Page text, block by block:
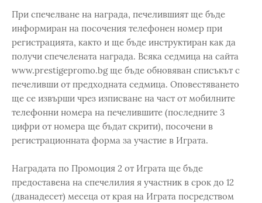
При спечелване на награда, печелившият ще бъде
информиран на посочения телефонен номер при
регистрацията, както и ще бъде инструктиран как да
получи спечелената награда. Всяка седмица на сайта
www.prestigepromo.bg ще бъде обновяван списъкът с
печеливши от предходната седмица. Оповестяването
ще се извърши чрез изписване на част от мобилните
телефонни номера на печелившите (последните 3
цифри от номера ще бъдат скрити), посочени в
регистрационната форма за участие в Играта.
Наградата по Промоция 2 от Играта ще бъде
предоставена на спечелилия я участник в срок до 12
(дванадесет) месеца от края на Играта посредством